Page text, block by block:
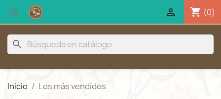
 shopping_cart (0)

search
Inicio Los más vendidos